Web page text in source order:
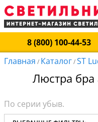
8 (800) 100-44-53
Главная / Каталог/ST
Люстра бра